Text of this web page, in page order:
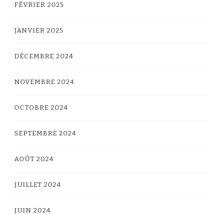
FÉVRIER 2025
JANVIER 2025
DÉCEMBRE 2024
NOVEMBRE 2024
OCTOBRE 2024
SEPTEMBRE 2024
AOÛT 2024
JUILLET 2024
JUIN 2024